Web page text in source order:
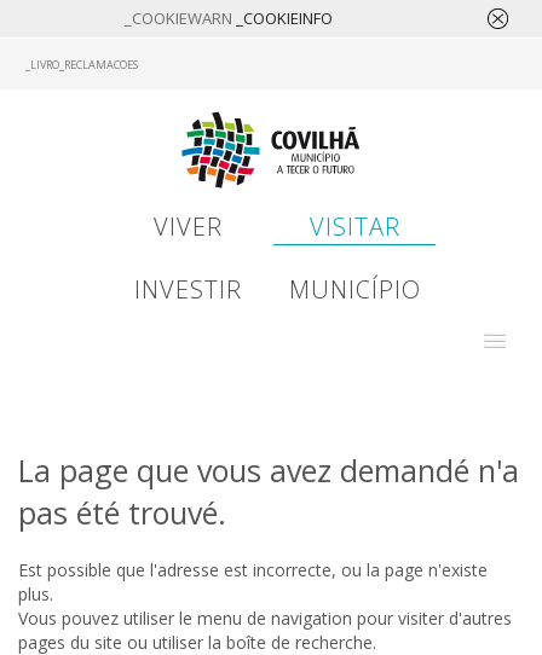
_COOKIEWARN _COOKIEINFO
_LIVRO_RECLAMACOES
VIVER
VISITAR
INVESTIR
MUNICÍPIO
La page que vous avez demandé n'a
pas été trouvé.
Est possible que l'adresse est incorrecte, ou la page n'existe
plus.
Vous pouvez utiliser le menu de navigation pour visiter d'autres
pages du site ou utiliser la boîte de recherche.